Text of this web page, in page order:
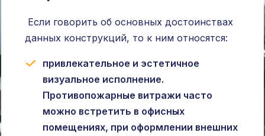
Если говорить об основных достоинствах
данных конструкций, то к ним относятся:
привлекательное и эстетичное
визуальное исполнение.
Противопожарные витражи часто
можно встретить в офисных
помещениях, при оформлении внешних